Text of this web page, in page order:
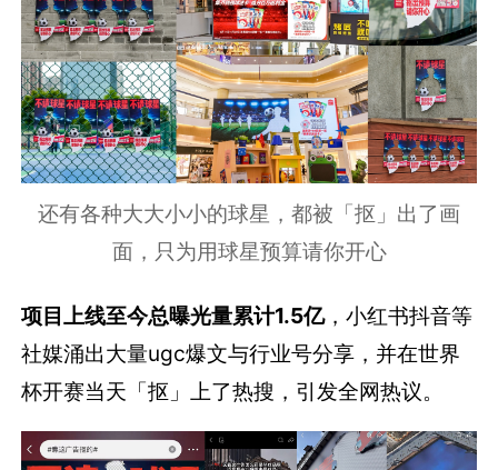
还有各种大大小小的球星，都被「抠」出了画
面，只为用球星预算请你开心
项目上线至今总曝光量累计1.5亿，小红书抖音等
社媒涌出大量ugc爆文与行业号分享，并在世界
杯开赛当天「抠」上了热搜，引发全网热议。